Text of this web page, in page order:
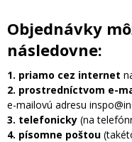
Objednávky
následovne:
1. priamo cez internet
2. prostredníctvom e-
e-mailovú adresu
3. telefonicky (na
4. písomne poštou